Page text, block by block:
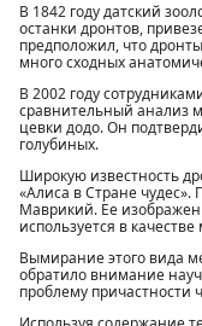
В 1842 году датский
останки дронтов,
предположил, что
много сходных
В 2002 году
сравнительный анализ
цевки додо. Он
голубиных.
Широкую известность
«Алиса в Стране чудес».
Маврикий. Ее
используется в
Вымирание этого вида
обратило внимание
проблему причастности